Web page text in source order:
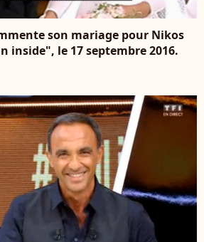
son mariage pour Nikos
inside", le 17 septembre 2016.